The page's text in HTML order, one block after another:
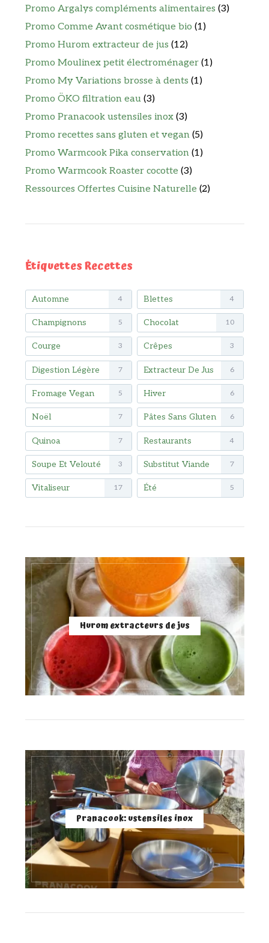
Promo Argalys compléments alimentaires (3)
Promo Comme Avant cosmétique bio (1)
Promo Hurom extracteur de jus (12)
Promo Moulinex petit électroménager (1)
Promo My Variations brosse à dents (1)
Promo ÖKO filtration eau (3)
Promo Pranacook ustensiles inox (3)
Promo recettes sans gluten et vegan (5)
Promo Warmcook Pika conservation (1)
Promo Warmcook Roaster cocotte (3)
Ressources Offertes Cuisine Naturelle (2)
Étiquettes Recettes
Automne 4 Blettes 4
Champignons 5 Chocolat 10
Courge 3 Crêpes 3
Digestion Légère 7 Extracteur De Jus 6
Fromage Vegan 5 Hiver 6
Noël 7 Pâtes Sans Gluten 6
Quinoa 7 Restaurants 4
Soupe Et Velouté 3 Substitut Viande 7
Vitaliseur 17 Été 5
Hurom extracteurs de jus
Pranacook: ustensiles inox